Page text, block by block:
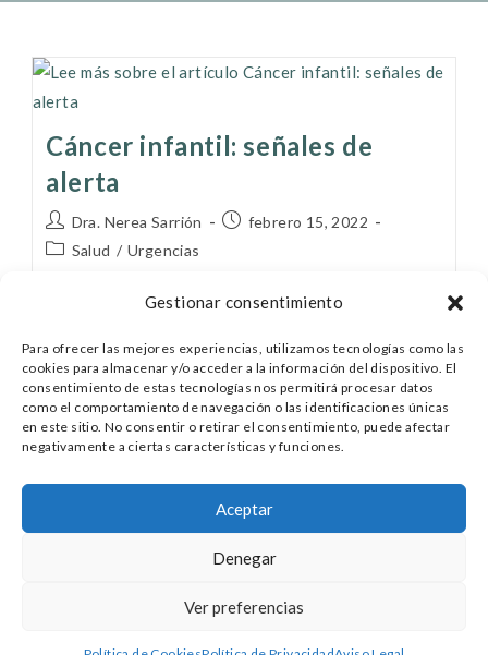
Gestionar consentimiento
Para ofrecer las mejores experiencias, utilizamos tecnologías como las
cookies para almacenar y/o acceder a la información del dispositivo. El
consentimiento de estas tecnologías nos permitirá procesar datos
como el comportamiento de navegación o las identificaciones únicas
en este sitio. No consentir o retirar el consentimiento, puede afectar
negativamente a ciertas características y funciones.
Aceptar
Denegar
Ver preferencias
Cáncer infantil: señales de
alerta
Dra. Nerea Sarrión
febrero 15, 2022
Salud / Urgencias
Hoy, 15 de febrero se celebra el
visibilizar esta enfermedad infantil. El cáncer
infantil, por suerte, es una enfermedad muy poco
frecuente. La supervivencia global…
© 2025 - Dra. Nerea Sarrión - Pediatra |